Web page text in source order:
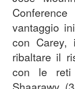
vantaggio
con Carey,
ribaltare il
con le reti